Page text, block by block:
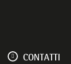
CONTATTI